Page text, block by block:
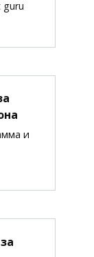
guru
и